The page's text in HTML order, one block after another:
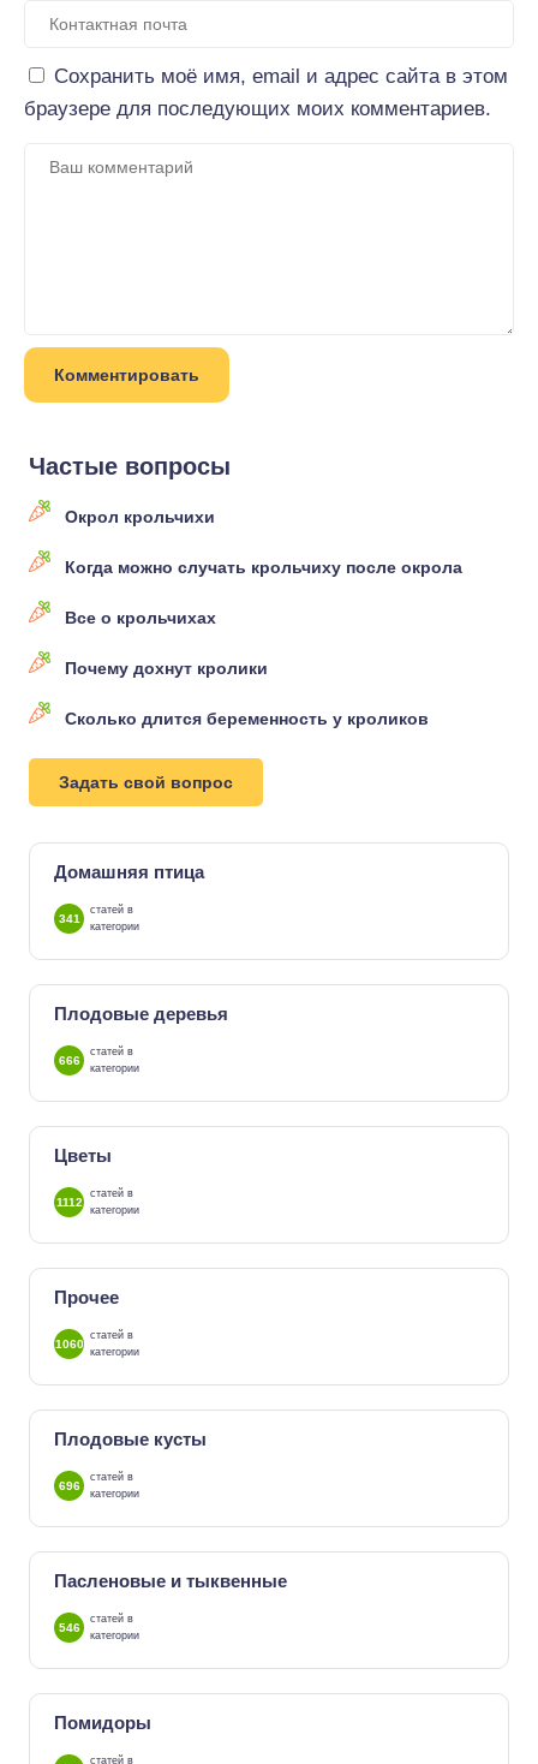
Сохранить моё имя, email и адрес сайта в этом
браузере для последующих моих комментариев.
Частые вопросы
Окрол крольчихи
Когда можно случать крольчиху после окрола
Все о крольчихах
Почему дохнут кролики
Сколько длится беременность у кроликов
Задать свой вопрос
Домашняя птица
341
статей в
категории
Плодовые деревья
666
статей в
категории
Цветы
1112
статей в
категории
Прочее
1060
статей в
категории
Плодовые кусты
696
статей в
категории
Пасленовые и тыквенные
546
статей в
категории
Помидоры
статей в